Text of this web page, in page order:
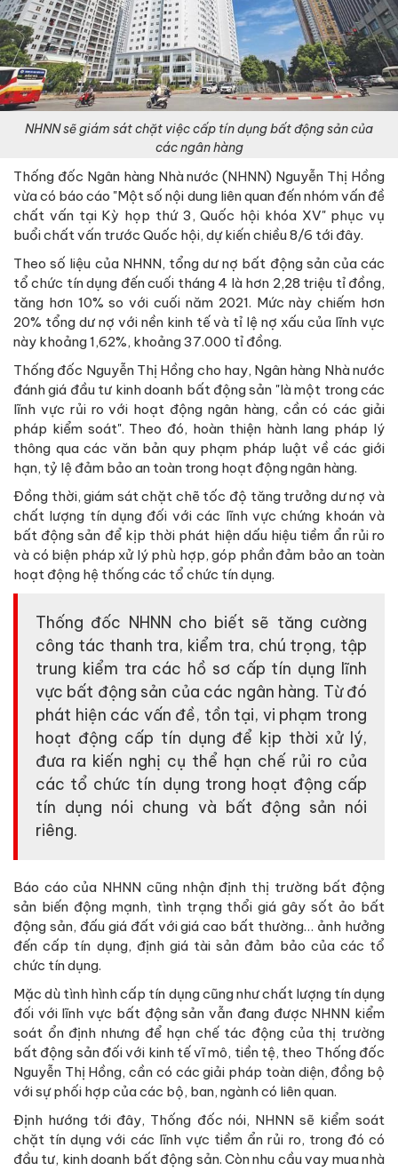
NHNN sẽ giám sát chặt việc cấp tín dụng bất động sản của
các ngân hàng
Thống đốc Ngân hàng Nhà nước (NHNN) Nguyễn Thị Hồng
vừa có báo cáo "Một số nội dung liên quan đến nhóm vấn đề
chất vấn tại Kỳ họp thứ 3, Quốc hội khóa XV" phục vụ
buổi chất vấn trước Quốc hội, dự kiến chiều 8/6 tới đây.
Theo số liệu của NHNN, tổng dư nợ bất động sản của các
tổ chức tín dụng đến cuối tháng 4 là hơn 2,28 triệu tỉ đồng,
tăng hơn 10% so với cuối năm 2021. Mức này chiếm hơn
20% tổng dư nợ với nền kinh tế và tỉ lệ nợ xấu của lĩnh vực
này khoảng 1,62%, khoảng 37.000 tỉ đồng.
Thống đốc Nguyễn Thị Hồng cho hay, Ngân hàng Nhà nước
đánh giá đầu tư kinh doanh bất động sản "là một trong các
lĩnh vực rủi ro với hoạt động ngân hàng, cần có các giải
pháp kiểm soát". Theo đó, hoàn thiện hành lang pháp lý
thông qua các văn bản quy phạm pháp luật về các giới
hạn, tỷ lệ đảm bảo an toàn trong hoạt động ngân hàng.
Đồng thời, giám sát chặt chẽ tốc độ tăng trưởng dư nợ và
chất lượng tín dụng đối với các lĩnh vực chứng khoán và
bất động sản để kịp thời phát hiện dấu hiệu tiềm ẩn rủi ro
và có biện pháp xử lý phù hợp, góp phần đảm bảo an toàn
hoạt động hệ thống các tổ chức tín dụng.
Thống đốc NHNN cho biết sẽ tăng cường
công tác thanh tra, kiểm tra, chú trọng, tập
trung kiểm tra các hồ sơ cấp tín dụng lĩnh
vực bất động sản của các ngân hàng. Từ đó
phát hiện các vấn đề, tồn tại, vi phạm trong
hoạt động cấp tín dụng để kịp thời xử lý,
đưa ra kiến nghị cụ thể hạn chế rủi ro của
các tổ chức tín dụng trong hoạt động cấp
tín dụng nói chung và bất động sản nói
riêng.
Báo cáo của NHNN cũng nhận định thị trường bất động
sản biến động mạnh, tình trạng thổi giá gây sốt ảo bất
động sản, đấu giá đất với giá cao bất thường… ảnh hưởng
đến cấp tín dụng, định giá tài sản đảm bảo của các tổ
chức tín dụng.
Mặc dù tình hình cấp tín dụng cũng như chất lượng tín dụng
đối với lĩnh vực bất động sản vẫn đang được NHNN kiểm
soát ổn định nhưng để hạn chế tác động của thị trường
bất động sản đối với kinh tế vĩ mô, tiền tệ, theo Thống đốc
Nguyễn Thị Hồng, cần có các giải pháp toàn diện, đồng bộ
với sự phối hợp của các bộ, ban, ngành có liên quan.
Định hướng tới đây, Thống đốc nói, NHNN sẽ kiểm soát
chặt tín dụng với các lĩnh vực tiềm ẩn rủi ro, trong đó có
đầu tư, kinh doanh bất động sản. Còn nhu cầu vay mua nhà